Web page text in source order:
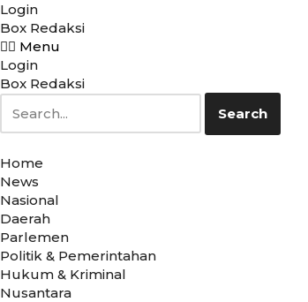
Lompat
ke
konten
Login
Box Redaksi
Menu
Login
Box Redaksi
Search
Home
News
Nasional
Daerah
Parlemen
Politik & Pemerintahan
Hukum & Kriminal
Nusantara